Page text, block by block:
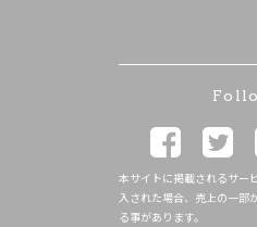
本サイトに掲載されるサー
入された場合、売上の一部
る事があります。